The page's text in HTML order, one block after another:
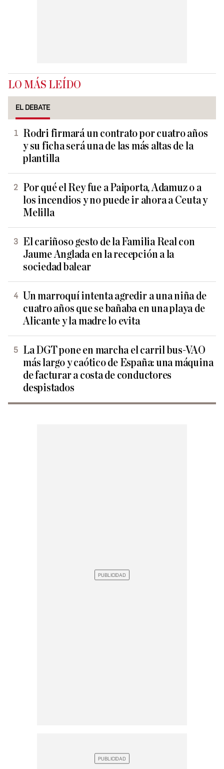
LO MÁS LEÍDO
EL DEBATE
Rodri firmará un contrato por cuatro años
y su ficha será una de las más altas de la
plantilla
Por qué el Rey fue a Paiporta, Adamuz o a
los incendios y no puede ir ahora a Ceuta y
Melilla
El cariñoso gesto de la Familia Real con
Jaume Anglada en la recepción a la
sociedad balear
Un marroquí intenta agredir a una niña de
cuatro años que se bañaba en una playa de
Alicante y la madre lo evita
La DGT pone en marcha el carril bus-VAO
más largo y caótico de España: una máquina
de facturar a costa de conductores
despistados